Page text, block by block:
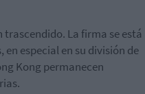
trascendido. La firma se está
, en especial en su división de
Kong permanecen